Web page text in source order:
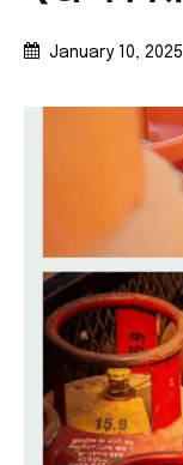
January 10, 2025